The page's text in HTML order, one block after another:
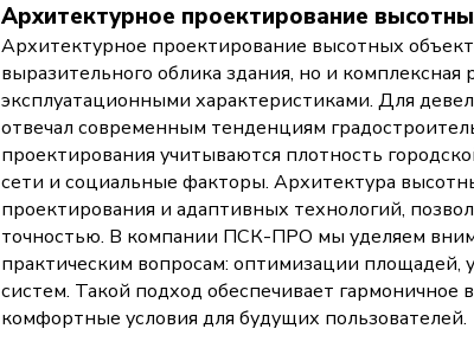
Архитектурное проектирование
Архитектурное проектирование высотных
выразительного облика здания, но и
эксплуатационными характеристиками. Для
отвечал современным тенденциям
проектирования учитываются плотность
сети и социальные факторы. Архитектура
проектирования и адаптивных технологий,
точностью. В компании ПСК-ПРО мы уделяем
практическим вопросам: оптимизации площадей,
систем. Такой подход обеспечивает гармоничное
комфортные условия для будущих пользователей.